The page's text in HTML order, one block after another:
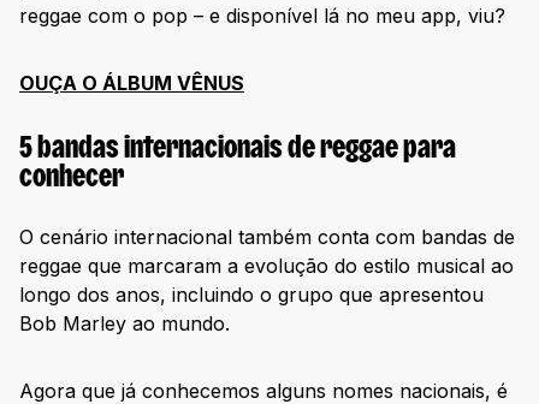
reggae com o pop – e disponível lá no meu app, viu?
OUÇA O ÁLBUM VÊNUS
5 bandas internacionais de reggae para
conhecer
O cenário internacional também conta com bandas de
reggae que marcaram a evolução do estilo musical ao
longo dos anos, incluindo o grupo que apresentou
Bob Marley ao mundo.
Agora que já conhecemos alguns nomes nacionais, é